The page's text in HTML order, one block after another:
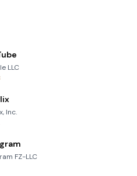
LLC
Inc.
FZ-LLC